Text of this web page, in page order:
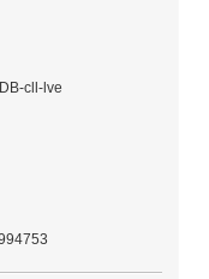
cll-lve